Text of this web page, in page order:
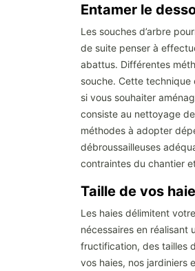
Entamer le
Les souches d’arbre
de suite penser à
abattus. Différentes
souche. Cette technique
si vous souhaiter
consiste au nettoyage
méthodes à adopter
débroussailleuses
contraintes du chantier
Taille de vos
Les haies délimitent
nécessaires en réalisant
fructification, des tailles
vos haies, nos jardiniers